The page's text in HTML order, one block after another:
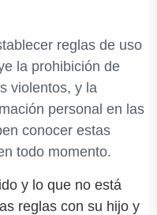
reglas de uso
la prohibición de
violentos, y la
personal en las
conocer estas
todo momento.
y lo que no está
reglas con su hijo y